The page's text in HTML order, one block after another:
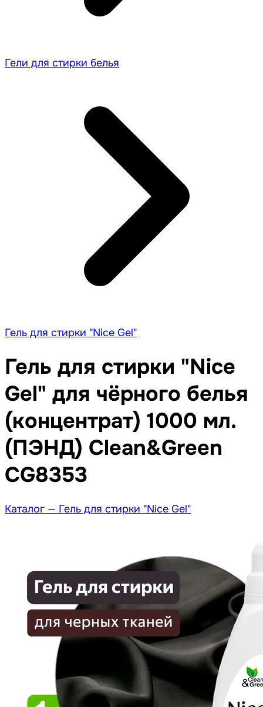
Гели для стирки белья
Гель для стирки "Nice Gel"
Гель для стирки "Nice
Gel" для чёрного белья
(концентрат) 1000 мл.
(ПЭНД) Clean&Green
CG8353
Каталог — Гель для стирки "Nice Gel"